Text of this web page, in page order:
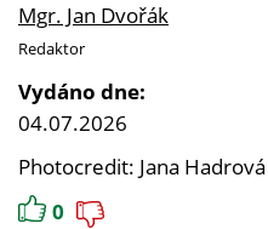
Mgr. Jan Dvořák
Redaktor
Vydáno dne:
04.07.2026
Photocredit: Jana Hadrová
0